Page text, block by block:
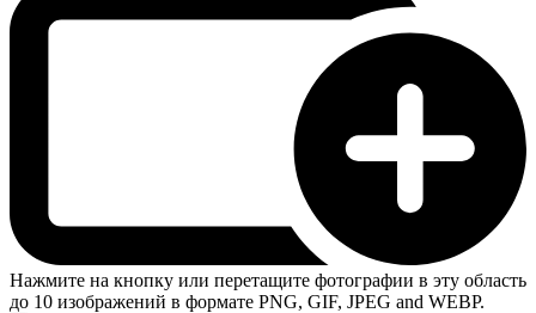
Нажмите на кнопку или перетащите фотографии в эту область
до 10 изображений в формате PNG, GIF, JPEG and WEBP.